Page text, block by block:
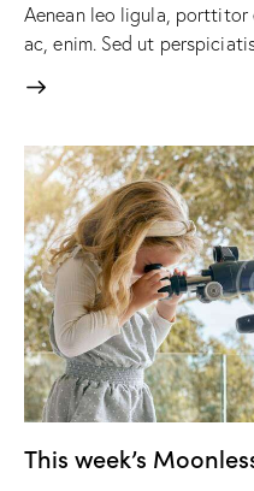
Aenean leo ligula, porttitor
ac, enim. Sed ut
This week’s